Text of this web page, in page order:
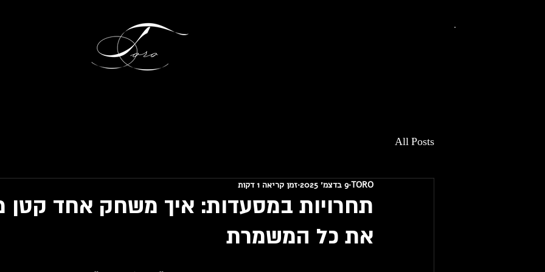
All Posts
תחרויות במסעדות: איך משחק אחד קטן
את כל המשמרת
TORO 9 בדצמ׳ 2025 זמן קריאה 1 דקות